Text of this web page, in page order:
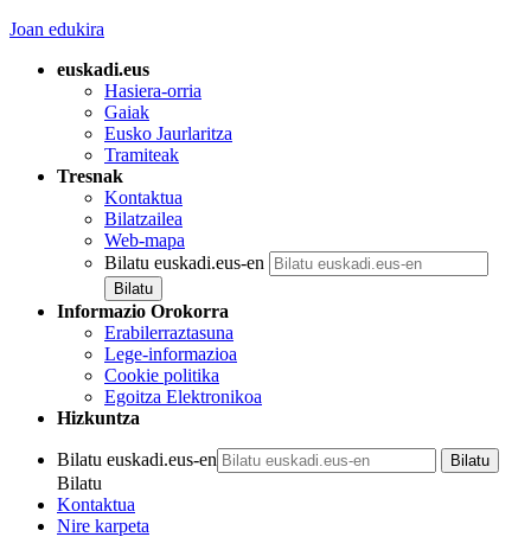
Joan edukira
euskadi.eus
Hasiera-orria
Gaiak
Eusko Jaurlaritza
Tramiteak
Tresnak
Kontaktua
Bilatzailea
Web-mapa
Bilatu euskadi.eus-en
Informazio Orokorra
Erabilerraztasuna
Lege-informazioa
Cookie politika
Egoitza Elektronikoa
Hizkuntza
Bilatu euskadi.eus-en
Bilatu
Kontaktua
Nire karpeta